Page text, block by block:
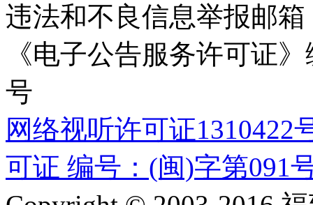
违法和不良信息举报邮箱
《电子公告服务许可证
号
网络视听许可证1310422
可证 编号：(闽)字第091